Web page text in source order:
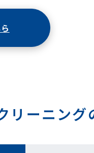
リーニング